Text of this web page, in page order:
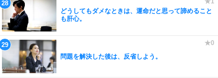
どうしてもダメなときは、運命だと思って諦めること
も肝心。
問題を解決した後は、反省しよう。